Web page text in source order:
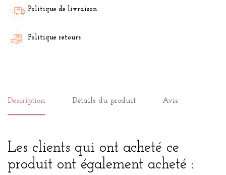
Politique de livraison
Politique retours
Description Détails du produit Avis
Les clients qui ont acheté ce
produit ont également acheté :